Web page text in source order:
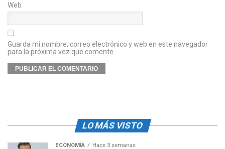
Web
Guarda mi nombre, correo electrónico y web en este navegador
para la próxima vez que comente.
LO MÁS VISTO
ECONOMÍA Hace 3 semanas